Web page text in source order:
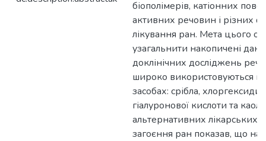
біо­полімерів, катіонних
активних речовин і різних
лікування ран. Мета цього
узагальнити накопичені дані
доклінічних досліджень
широко використовуються
засобах: срібла,
гіалуронової кислоти та
альтернативних лікарських
загоєння ран показав, що